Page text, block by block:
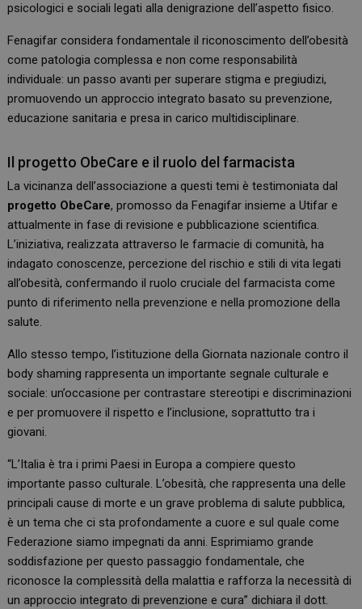
psicologici e sociali legati alla denigrazione dell’aspetto fisico.
Fenagifar considera fondamentale il riconoscimento dell’obesità
come patologia complessa e non come responsabilità
individuale: un passo avanti per superare stigma e pregiudizi,
promuovendo un approccio integrato basato su prevenzione,
educazione sanitaria e presa in carico multidisciplinare.
Il progetto ObeCare e il ruolo del farmacista
La vicinanza dell’associazione a questi temi è testimoniata dal
progetto ObeCare, promosso da Fenagifar insieme a Utifar e
attualmente in fase di revisione e pubblicazione scientifica.
L’iniziativa, realizzata attraverso le farmacie di comunità, ha
indagato conoscenze, percezione del rischio e stili di vita legati
all’obesità, confermando il ruolo cruciale del farmacista come
punto di riferimento nella prevenzione e nella promozione della
salute.
Allo stesso tempo, l’istituzione della Giornata nazionale contro il
body shaming rappresenta un importante segnale culturale e
sociale: un’occasione per contrastare stereotipi e discriminazioni
e per promuovere il rispetto e l’inclusione, soprattutto tra i
giovani.
“L’Italia è tra i primi Paesi in Europa a compiere questo
importante passo culturale. L’obesità, che rappresenta una delle
principali cause di morte e un grave problema di salute pubblica,
è un tema che ci sta profondamente a cuore e sul quale come
Federazione siamo impegnati da anni. Esprimiamo grande
soddisfazione per questo passaggio fondamentale, che
riconosce la complessità della malattia e rafforza la necessità di
un approccio integrato di prevenzione e cura” dichiara il dott.